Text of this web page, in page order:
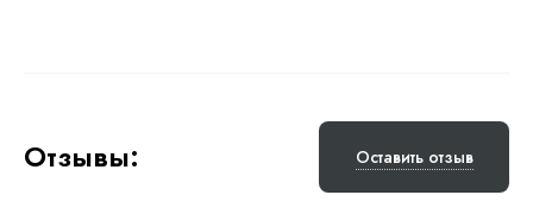
Отзывы: Оставить отзыв